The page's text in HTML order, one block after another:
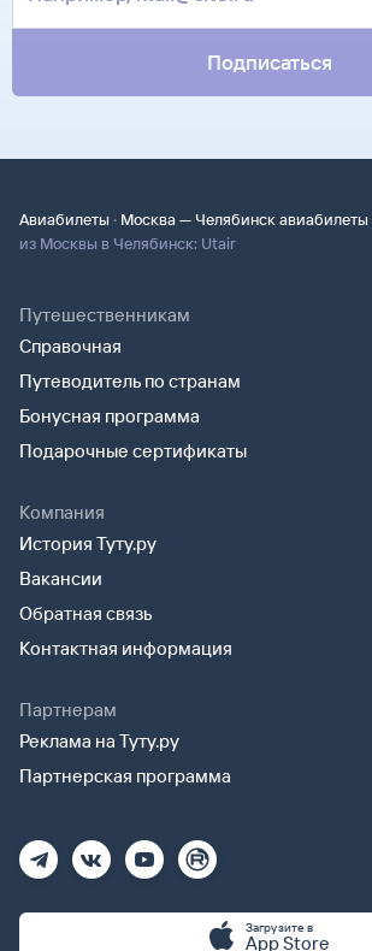
Подписаться
Авиабилеты · Москва — Челябинск авиабилеты
из Москвы в Челябинск: Utair
Путешественникам
Справочная
Путеводитель по странам
Бонусная программа
Подарочные сертификаты
Компания
История Туту.ру
Вакансии
Обратная связь
Контактная информация
Партнерам
Реклама на Туту.ру
Партнерская программа
Загрузите в
App Store